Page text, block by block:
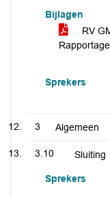
Bijlagen
RV
Sprekers
3 Algemeen
3.10 Sluiting
Sprekers